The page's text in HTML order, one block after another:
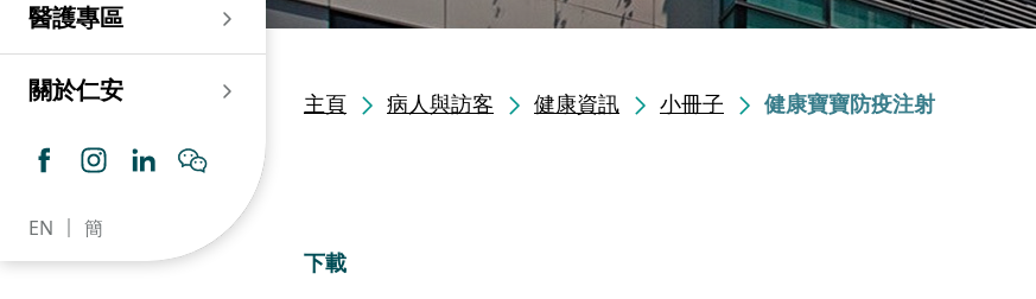
老人科
血液及血液腫瘤科
感染及傳染病科
耳鼻喉科
兒科
心理衛生服務 / 精神科
傷口及造口專科護理服
務
藥房​
仁安心臟中心
內分泌及糖尿專科診
仁安眼科中心
醫護專區
關於仁安
EN 簡
主頁 病人與訪客 健康資訊 小冊子 健康寶寶防疫注射
下載